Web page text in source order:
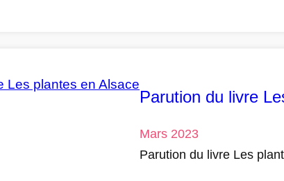
Parution du livre
Mars 2023
Parution du livre Les